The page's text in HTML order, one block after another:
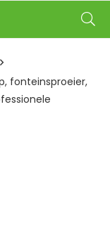
fonteinsproeier,